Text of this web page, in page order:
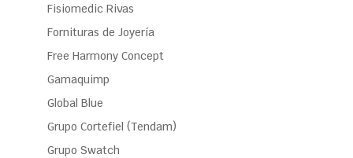
Fisiomedic Rivas
Fornituras de Joyería
Free Harmony Concept
Gamaquimp
Global Blue
Grupo Cortefiel (Tendam)
Grupo Swatch